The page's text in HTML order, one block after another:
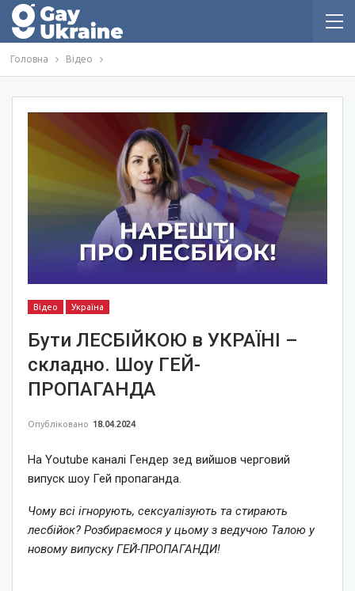
Головна Відео
Відео Україна
Бути ЛЕСБІЙКОЮ в УКРАЇНІ –
складно. Шоу ГЕЙ-
ПРОПАГАНДА
Опубліковано 18.04.2024
На Youtube каналі Гендер зед вийшов черговий
випуск шоу Гей пропаганда.
Чому всі ігнорують, сексуалізують та стирають
лесбійок? Розбираємося у цьому з ведучою Талою у
новому випуску ГЕЙ-ПРОПАГАНДИ!